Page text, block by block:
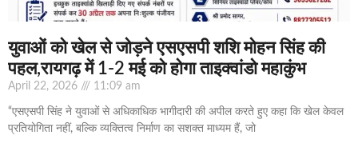
युवाओं को खेल से जोड़ने एसएसपी शशि मोहन सिंह की
पहल,रायगढ़ में 1-2 मई को होगा ताइक्वांडो महाकुंभ
April 22, 2026 11:09 am
“एसएसपी सिंह ने युवाओं से अधिकाधिक भागीदारी की अपील करते हुए कहा कि खेल केवल
प्रतियोगिता नहीं, बल्कि व्यक्तित्व निर्माण का सशक्त माध्यम हैं, जो